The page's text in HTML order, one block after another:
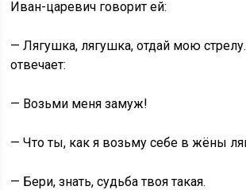
Иван-царевич говорит ей:
— Лягушка, лягушка, отдай мою
отвечает:
— Возьми меня замуж!
— Что ты, как я возьму себе в жёны
— Бери, знать, судьба твоя такая.